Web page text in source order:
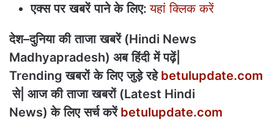
एक्स पर खबरें पाने के लिए:यहां क्लिक करें
देश–दुनिया की ताजा खबरें(Hindi News
Madhyapradesh) अब हिंदी में पढ़ें|
Trendingखबरों के लिए जुड़े रहे betulupdate.com
से| आज की ताजा खबरों(Latest Hindi
News)के लिए सर्च करें betulupdate.com